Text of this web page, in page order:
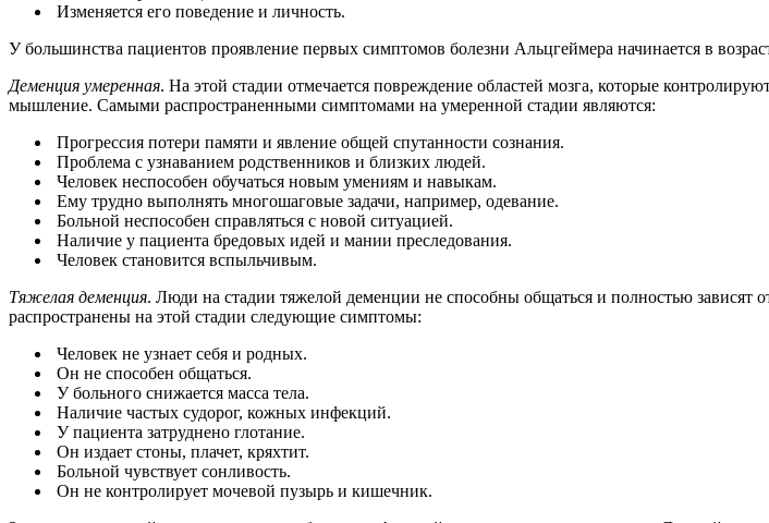
Изменяется его поведение и личность.
У большинства пациентов проявление первых симптомов болезни Альцгеймера начинается в
Деменция умеренная. На этой стадии отмечается повреждение областей мозга, которые
мышление. Самыми распространенными симптомами на умеренной стадии являются:
Прогрессия потери памяти и явление общей спутанности сознания.
Проблема с узнаванием родственников и близких людей.
Человек неспособен обучаться новым умениям и навыкам.
Ему трудно выполнять многошаговые задачи, например, одевание.
Больной неспособен справляться с новой ситуацией.
Наличие у пациента бредовых идей и мании преследования.
Человек становится вспыльчивым.
Тяжелая деменция. Люди на стадии тяжелой деменции не способны общаться и полностью
распространены на этой стадии следующие симптомы:
Человек не узнает себя и родных.
Он не способен общаться.
У больного снижается масса тела.
Наличие частых судорог, кожных инфекций.
У пациента затруднено глотание.
Он издает стоны, плачет, кряхтит.
Больной чувствует сонливость.
Он не контролирует мочевой пузырь и кишечник.